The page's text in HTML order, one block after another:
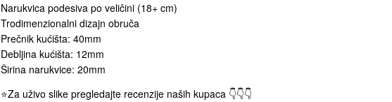
Narukvica podesiva po veličini (18+ cm)
Trodimenzionalni dizajn obruča
Prečnik kućišta: 40mm
Debljina kućišta: 12mm
Širina narukvice: 20mm
⭐️Za uživo slike pregledajte recenzije naših kupaca 👇👇👇